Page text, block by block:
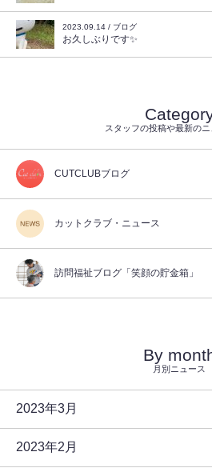
2023.09.14 / ブログ
お久しぶりです✨
スタッフの投稿や最新の
CUTCLUBブログ
カットクラブ・ニュース
訪問福祉ブログ「笑顔の貯金箱」
By
月別ニュース
2023年3月
2023年2月